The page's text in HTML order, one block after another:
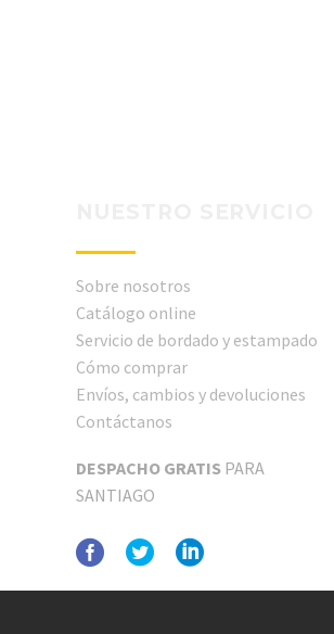
Sobre nosotros
Catálogo online
Servicio de bordado y estampado
Cómo comprar
Envíos, cambios y devoluciones
Contáctanos
DESPACHO GRATIS PARA
SANTIAGO